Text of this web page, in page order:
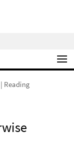
Reading